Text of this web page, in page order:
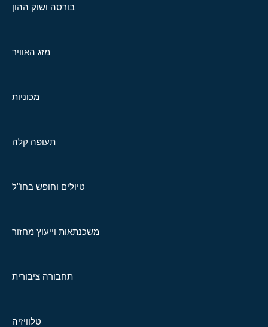
בורסה ושוק ההון
מזג האוויר
מכוניות
תעופה קלה
טיולים וחופש בחו"ל
משכנתאות וייעוץ מחזור
תחבורה ציבורית
טלוויזיה